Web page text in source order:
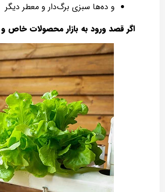
و ده‌ها سبزی برگ‌دار و معطر دیگر
اگر قصد ورود به بازار محصولات خاص